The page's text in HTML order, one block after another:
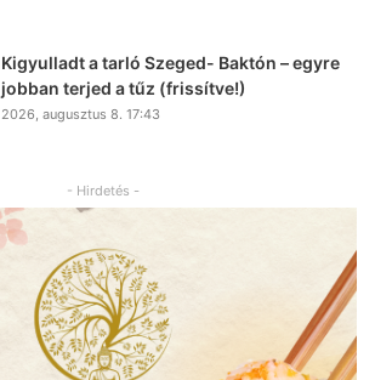
Kigyulladt a tarló Szeged- Baktón – egyre
jobban terjed a tűz (frissítve!)
2026, augusztus 8. 17:43
- Hirdetés -